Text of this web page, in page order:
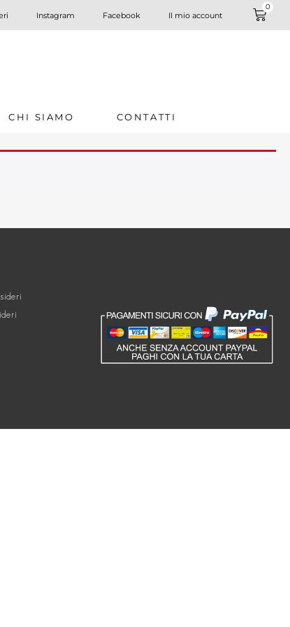
Instagram Facebook Il mio account
0
CHI SIAMO CONTATTI